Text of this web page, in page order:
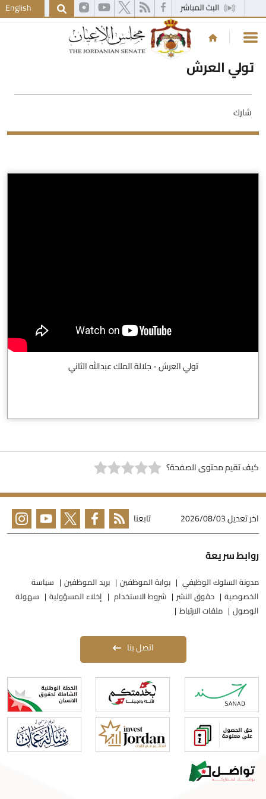
English
تولي العرش
شارك
تولي العرش - جلالة الملك عبدالله الثاني
كيف تقيم محتوى الصفحة؟
اخر تعديل2026/08/03 تابعنا
روابط سريعة
مدونة السلوك الوظيفي بوابة الموظفين بريد الموظفين
سياسة
الخصوصية
حقوق النشر شروط الاستخدام إخلاء المسؤولية
سهولة
الوصول
ملفات الارتباط
اتصل بنا